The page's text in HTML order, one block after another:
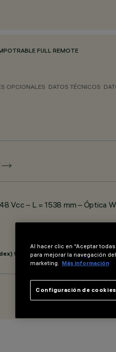
FULL REMOTE
OPCIONALES DATOS TÉCNICOS
Vcc – L = 1538 mm – Óptica
95
Al hacer clic en “Aceptar
para mejorar la navegación
marketing. Más información
Configuración de cookies